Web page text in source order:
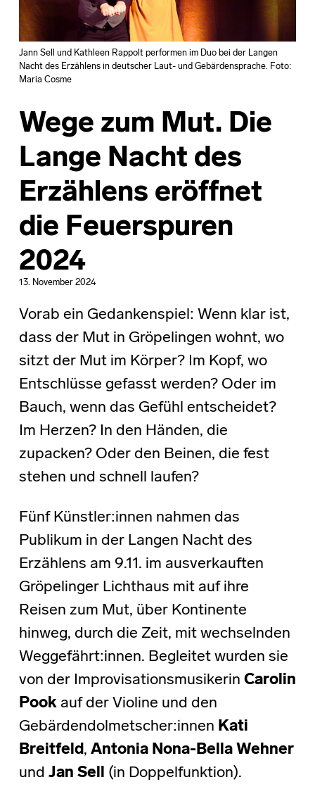
Jann Sell und Kathleen Rappolt performen im Duo bei der Langen
Nacht des Erzählens in deutscher Laut- und Gebärdensprache. Foto:
Maria Cosme
Wege zum Mut. Die
Lange Nacht des
Erzählens eröffnet
die Feuerspuren
2024
13. November 2024
Vorab ein Gedankenspiel: Wenn klar ist,
dass der Mut in Gröpelingen wohnt, wo
sitzt der Mut im Körper? Im Kopf, wo
Entschlüsse gefasst werden? Oder im
Bauch, wenn das Gefühl entscheidet?
Im Herzen? In den Händen, die
zupacken? Oder den Beinen, die fest
stehen und schnell laufen?
Fünf Künstler:innen nahmen das
Publikum in der Langen Nacht des
Erzählens am 9.11. im ausverkauften
Gröpelinger Lichthaus mit auf ihre
Reisen zum Mut, über Kontinente
hinweg, durch die Zeit, mit wechselnden
Weggefährt:innen. Begleitet wurden sie
von der Improvisationsmusikerin Carolin
Pookauf der Violine und den
Gebärdendolmetscher:innen Kati
Breitfeld, Antonia Nona-Bella Wehner
und Jan Sell (in Doppelfunktion).